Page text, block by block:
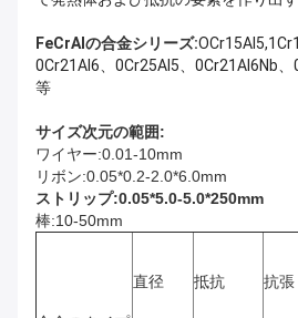
FeCrAlの合金シリーズ:
0Cr21Al6、0Cr25Al5、0Cr21Al6Nb
等
サイズ次元の範囲:
ワイヤー:0.01-10mm
リボン:0.05*0.2-2.0*6.0mm
ストリップ:0.05*5.0-5.0*250mm
棒:10-50mm
直径 抵抗
抗張